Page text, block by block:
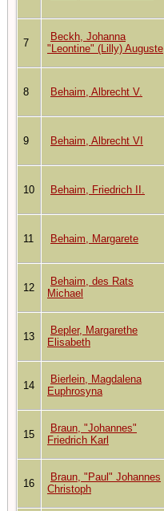
7
Beckh, Johanna
"Leontine" (Lilly) Auguste
8 Behaim, Albrecht V.
9 Behaim, Albrecht VI
10 Behaim, Friedrich II.
11 Behaim, Margarete
12
Behaim, des Rats
Michael
13
Bepler, Margarethe
Elisabeth
14
Bierlein, Magdalena
Euphrosyna
15
Braun, "Johannes"
Friedrich Karl
16
Braun, "Paul" Johannes
Christoph